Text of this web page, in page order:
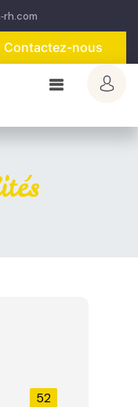
Contactez-nous
52